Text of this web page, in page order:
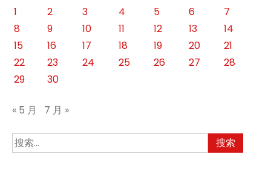
页
1
2 3 4 5 6
7
8
9 10 11 12 13
14
15
16 17 18 19 20
21
22
23 24 25 26 27
28
29
30
« 5 月 7 月 »
搜
索：